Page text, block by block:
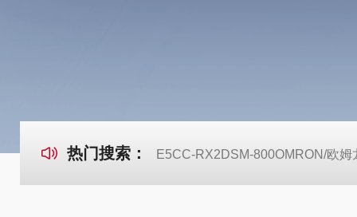
热门搜索： E5CC-RX2DSM-800OMRON/欧